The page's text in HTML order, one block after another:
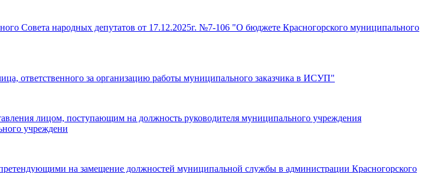
Совета народных депутатов от 17.12.2025г. №7-106 "О бюджете Красногорского муниципального
ответственного за организацию работы муниципального заказчика в ИСУП"
лицом, поступающим на должность руководителя муниципального учреждения
учреждени
на замещение должностей муниципальной службы в администрации Красногорского